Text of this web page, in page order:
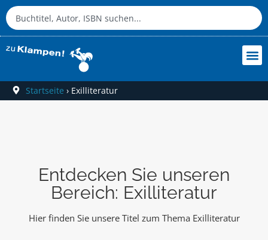
Startseite › Exilliteratur
Entdecken Sie unseren
Bereich: Exilliteratur
Hier finden Sie unsere Titel zum Thema Exilliteratur